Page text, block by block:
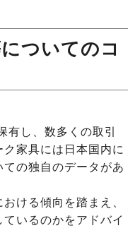
ついてのコ
有し、数多くの取引
家具には日本国内に
の独自のデータがあ
ける傾向を踏まえ、
いるのかをアドバイ